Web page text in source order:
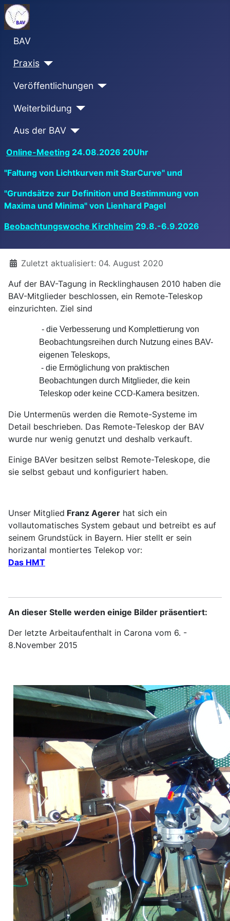
BAV
Praxis
Veröffentlichungen
Weiterbildung
Aus der BAV
Online-Meeting 24.08.2026 20Uhr
"Faltung von Lichtkurven mit StarCurve" und
"Grundsätze zur Definition und Bestimmung von
Maxima und Minima" von Lienhard Pagel
Beobachtungswoche Kirchheim 29.8.-6.9.2026
DetailsZuletzt aktualisiert: 04. August 2020
Auf der BAV-Tagung in Recklinghausen 2010 haben die
BAV-Mitglieder beschlossen, ein Remote-Teleskop
einzurichten. Ziel sind
- die Verbesserung und Komplettierung von
Beobachtungsreihen durch Nutzung eines BAV-
eigenen Teleskops,
- die Ermöglichung von praktischen
Beobachtungen durch Mitglieder, die kein
Teleskop oder keine CCD-Kamera besitzen.
Die Untermenüs werden die Remote-Systeme im
Detail beschrieben. Das Remote-Teleskop der BAV
wurde nur wenig genutzt und deshalb verkauft.
Einige BAVer besitzen selbst Remote-Teleskope, die
sie selbst gebaut und konfiguriert haben.
Unser Mitglied Franz Agerer hat sich ein
vollautomatisches System gebaut und betreibt es auf
seinem Grundstück in Bayern. Hier stellt er sein
horizantal montiertes Telekop vor:
Das HMT
An dieser Stelle werden einige Bilder präsentiert:
Der letzte Arbeitaufenthalt in Carona vom 6. -
8.November 2015